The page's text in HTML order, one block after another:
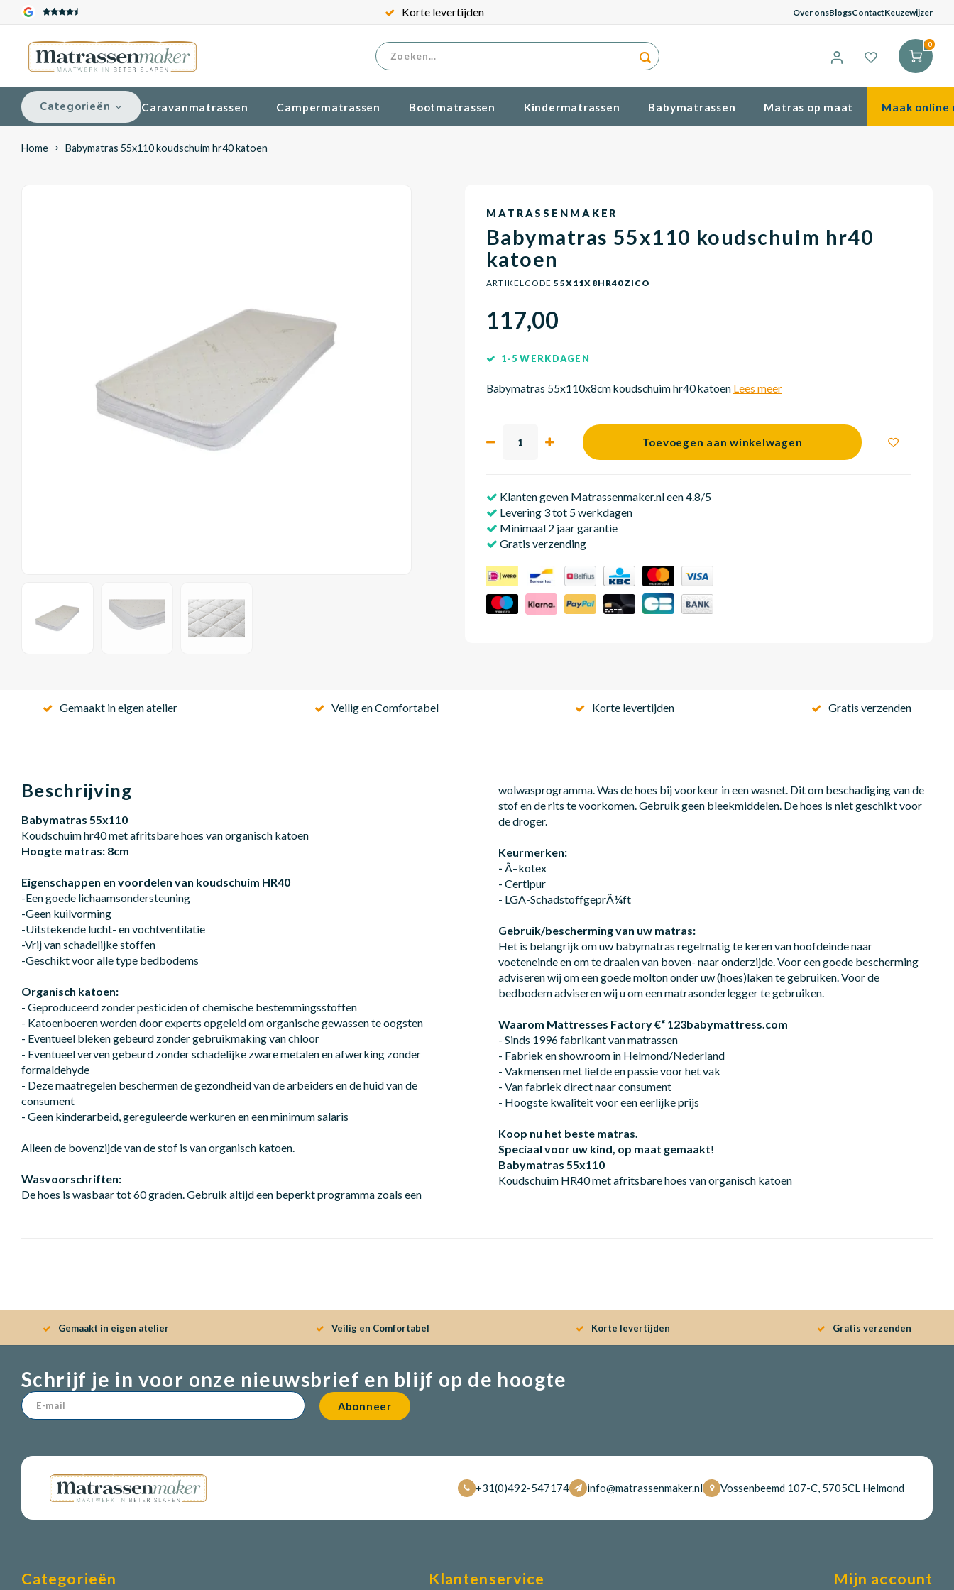
Korte levertijden Over onsBlogsContactKeuzewijzer
0
Categorieën Caravanmatrassen Campermatrassen Bootmatrassen Kindermatrassen Babymatrassen Matras op maat Maak online
Home Babymatras 55x110 koudschuim hr40 katoen
MATRASSENMAKER
Babymatras 55x110 koudschuim hr40
katoen
ARTIKELCODE 55X11X8HR40ZICO
117,00
1-5 WERKDAGEN
Babymatras 55x110x8cm koudschuim hr40 katoen Lees meer
Toevoegen aan winkelwagen
Klanten geven Matrassenmaker.nl een 4.8/5
Levering 3 tot 5 werkdagen
Minimaal 2 jaar garantie
Gratis verzending
Gemaakt in eigen atelier Veilig en Comfortabel Korte levertijden Gratis verzenden
Beschrijving
Babymatras 55x110
Koudschuim hr40 met afritsbare hoes van organisch katoen
Hoogte matras: 8cm
Eigenschappen en voordelen van koudschuim HR40
-Een goede lichaamsondersteuning
-Geen kuilvorming
-Uitstekende lucht- en vochtventilatie
-Vrij van schadelijke stoffen
-Geschikt voor alle type bedbodems
Organisch katoen:
- Geproduceerd zonder pesticiden of chemische bestemmingsstoffen
- Katoenboeren worden door experts opgeleid om organische gewassen te oogsten
- Eventueel bleken gebeurd zonder gebruikmaking van chloor
- Eventueel verven gebeurd zonder schadelijke zware metalen en afwerking zonder
formaldehyde
- Deze maatregelen beschermen de gezondheid van de arbeiders en de huid van de
consument
- Geen kinderarbeid, gereguleerde werkuren en een minimum salaris
Alleen de bovenzijde van de stof is van organisch katoen.
Wasvoorschriften:
De hoes is wasbaar tot 60 graden. Gebruik altijd een beperkt programma zoals een
wolwasprogramma. Was de hoes bij voorkeur in een wasnet. Dit om beschadiging van de
stof en de rits te voorkomen. Gebruik geen bleekmiddelen. De hoes is niet geschikt voor
de droger.
Keurmerken:
- Ã–kotex
- Certipur
- LGA-SchadstoffgeprÃ¼ft
Gebruik/bescherming van uw matras:
Het is belangrijk om uw babymatras regelmatig te keren van hoofdeinde naar
voeteneinde en om te draaien van boven- naar onderzijde. Voor een goede bescherming
adviseren wij om een goede molton onder uw (hoes)laken te gebruiken. Voor de
bedbodem adviseren wij u om een matrasonderlegger te gebruiken.
Waarom Mattresses Factory €“ 123babymattress.com
- Sinds 1996 fabrikant van matrassen
- Fabriek en showroom in Helmond/Nederland
- Vakmensen met liefde en passie voor het vak
- Van fabriek direct naar consument
- Hoogste kwaliteit voor een eerlijke prijs
Koop nu het beste matras.
Speciaal voor uw kind, op maat gemaakt!
Babymatras 55x110
Koudschuim HR40 met afritsbare hoes van organisch katoen
Gemaakt in eigen atelier Veilig en Comfortabel Korte levertijden Gratis verzenden
Schrijf je in voor onze nieuwsbrief en blijf op de hoogte
Abonneer
+31(0)492-547174 info@matrassenmaker.nl Vossenbeemd 107-C, 5705CL Helmond
Categorieën Klantenservice Mijn account